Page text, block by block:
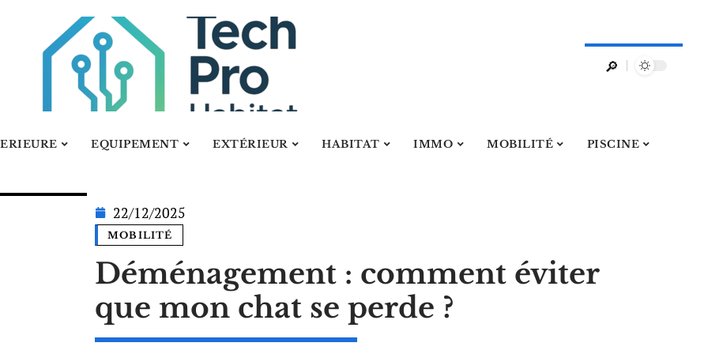
EQUIPEMENT EXTÉRIEUR HABITAT IMMO MOBILITÉ PISCINE
22/12/2025
MOBILITÉ
Déménagement : comment éviter
que mon chat se perde ?